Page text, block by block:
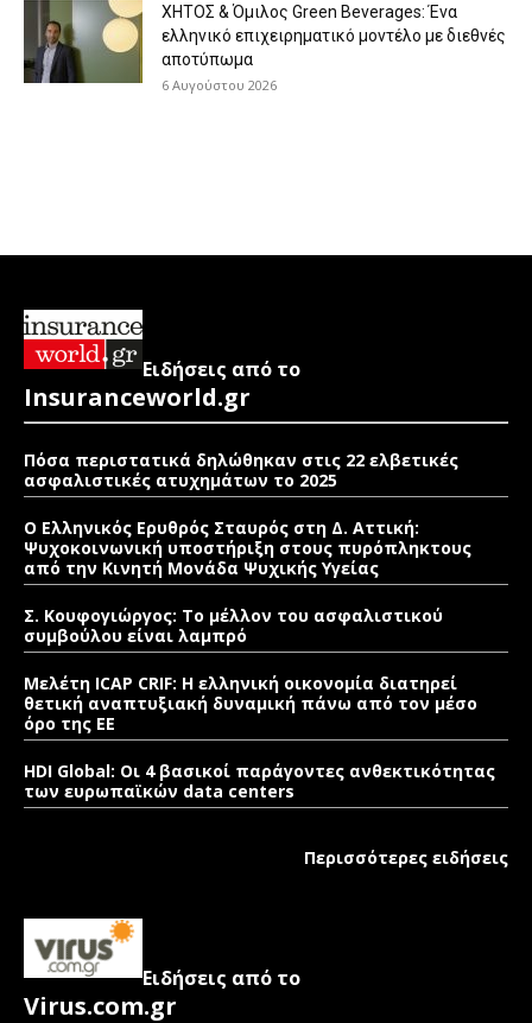
ΧΗΤΟΣ & Όμιλος Green Beverages: Ένα
ελληνικό επιχειρηματικό μοντέλο με διεθνές
αποτύπωμα
6 Αυγούστου 2026
Ειδήσεις από το
Insuranceworld.gr
Πόσα περιστατικά δηλώθηκαν στις 22 ελβετικές
ασφαλιστικές ατυχημάτων το 2025
Ο Ελληνικός Ερυθρός Σταυρός στη Δ. Αττική:
Ψυχοκοινωνική υποστήριξη στους πυρόπληκτους
από την Κινητή Μονάδα Ψυχικής Υγείας
Σ. Κουφογιώργος: To μέλλον του ασφαλιστικού
συμβούλου είναι λαμπρό
Μελέτη ICAP CRIF: Η ελληνική οικονομία διατηρεί
θετική αναπτυξιακή δυναμική πάνω από τον μέσο
όρο της ΕΕ
HDI Global: Οι 4 βασικοί παράγοντες ανθεκτικότητας
των ευρωπαϊκών data centers
Περισσότερες ειδήσεις
Ειδήσεις από το
Virus.com.gr